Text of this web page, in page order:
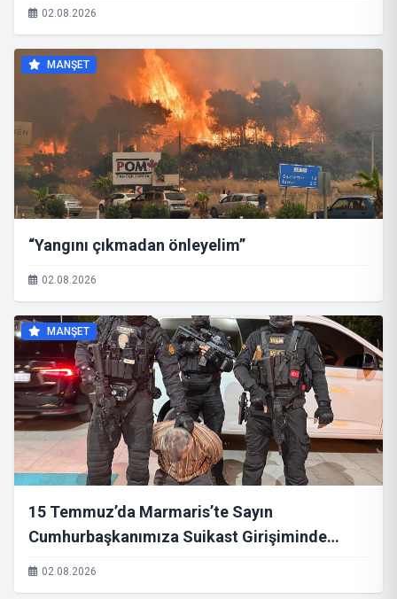
02.08.2026
MANŞET
“Yangını çıkmadan önleyelim”
02.08.2026
MANŞET
15 Temmuz’da Marmaris’te Sayın
Cumhurbaşkanımıza Suikast Girişiminde
Bulunan, Kırmızı Bültenle Aranan FETÖ
02.08.2026